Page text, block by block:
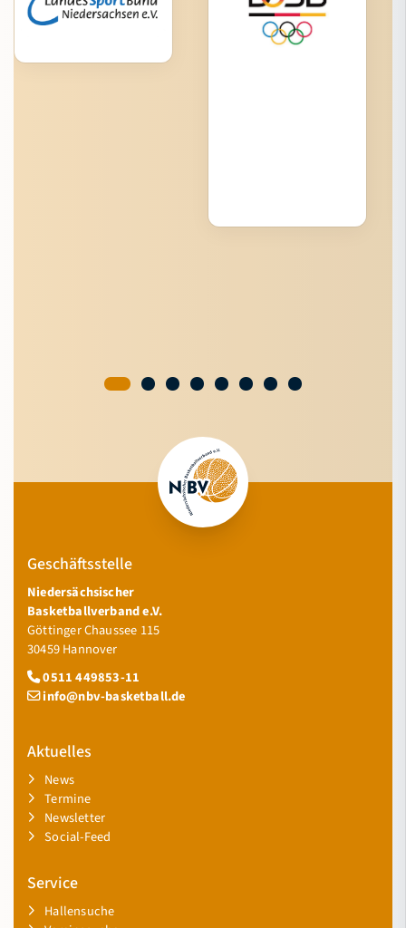
Geschäftsstelle
Niedersächsischer
Basketballverband e.V.
Göttinger Chaussee 115
30459 Hannover
0511 449853-11
info@nbv-basketball.de
Aktuelles
News
Termine
Newsletter
Social-Feed
Service
Hallensuche